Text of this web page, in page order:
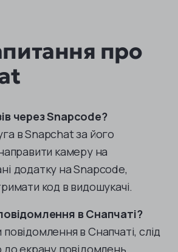
про
через Snapcode?
в Snapchat за його
камеру на
додатку на Snapcode,
код в видошукачі.
в Снапчаті?
в Снапчаті, слід
до екрану повідомлень.